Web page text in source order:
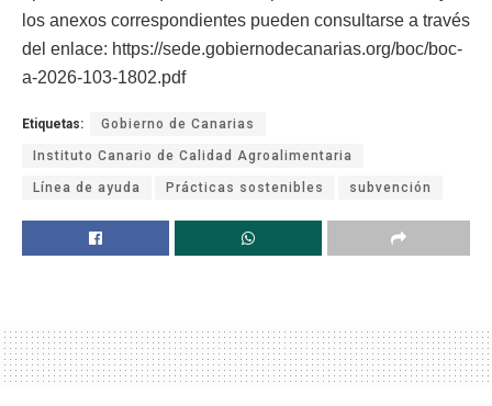
los anexos correspondientes pueden consultarse a través
del enlace: https://sede.gobiernodecanarias.org/boc/boc-
a-2026-103-1802.pdf
Etiquetas: Gobierno de Canarias
Instituto Canario de Calidad Agroalimentaria
Línea de ayuda Prácticas sostenibles subvención